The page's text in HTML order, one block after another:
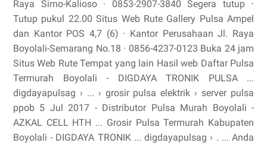
Raya Simo-Kalioso · 0853-2907-3840 Segera tutup ⋅
Tutup pukul 22.00 Situs Web Rute Gallery Pulsa Ampel
dan Kantor POS 4,7 (6) · Kantor Perusahaan Jl. Raya
Boyolali-Semarang No.18 · 0856-4237-0123 Buka 24 jam
Situs Web Rute Tempat yang lain Hasil web Daftar Pulsa
Termurah Boyolali - DIGDAYA TRONIK PULSA ...
digdayapulsag › ... › grosir pulsa elektrik › server pulsa
ppob 5 Jul 2017 - Distributor Pulsa Murah Boyolali -
AZKAL CELL HTH ... Grosir Pulsa Termurah Kabupaten
Boyolali - DIGDAYA TRONIK ... digdayapulsag › . ... Anda